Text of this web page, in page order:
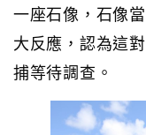
一座石像，石像
大反應，認為這
捕等待調查。